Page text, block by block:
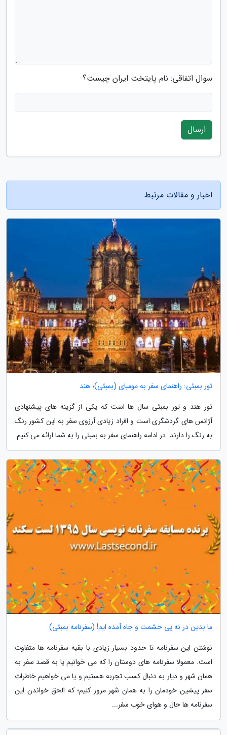
سوال اتفاقی: نام پایتخت ایران چیست؟
ارسال
اخبار و مقالات مرتبط
تور بمبئی: راهنمای سفر به مومبای (بمبئی)؛ هند
تور هند و تور بمبئی سال ها است که یکی از گزینه های پیشنهادی
آژانس های گردشگری است و افراد زیادی آرزوی سفر به این کشور رنگ
به رنگ را دارند. در ادامه راهنمای سفر به بمبئی را به شما ارائه می کنیم.
ما بدین در نه پی حشمت و جاه آمده ایم! (سفرنامه بمبئی)
نوشتن این سفرنامه تا حدود بسیار زیادی با بقیه سفرنامه ها متفاوت
است. معمولا سفرنامه های دوستان را که می خوانیم یا به قصد سفر به
همان شهر و دیار به دنبال کسب تجربه هستیم و یا می خواهیم خاطرات
سفر پیشین خودمان را به همان شهر مرور کنیم؛ که الحق خواندن این
سفرنامه ها حال و هوای خوب سفر...